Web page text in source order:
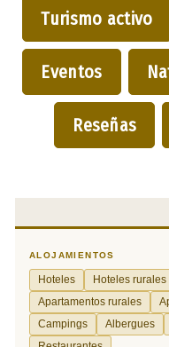
Turismo activo
Eventos
Reseñas